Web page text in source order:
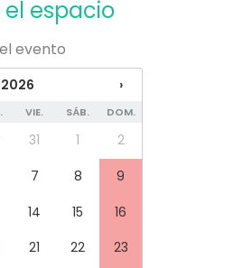
espacio
evento
›
VIE. SÁB. DOM.
31 1
2
7 8
9
14 15
16
21 22
23